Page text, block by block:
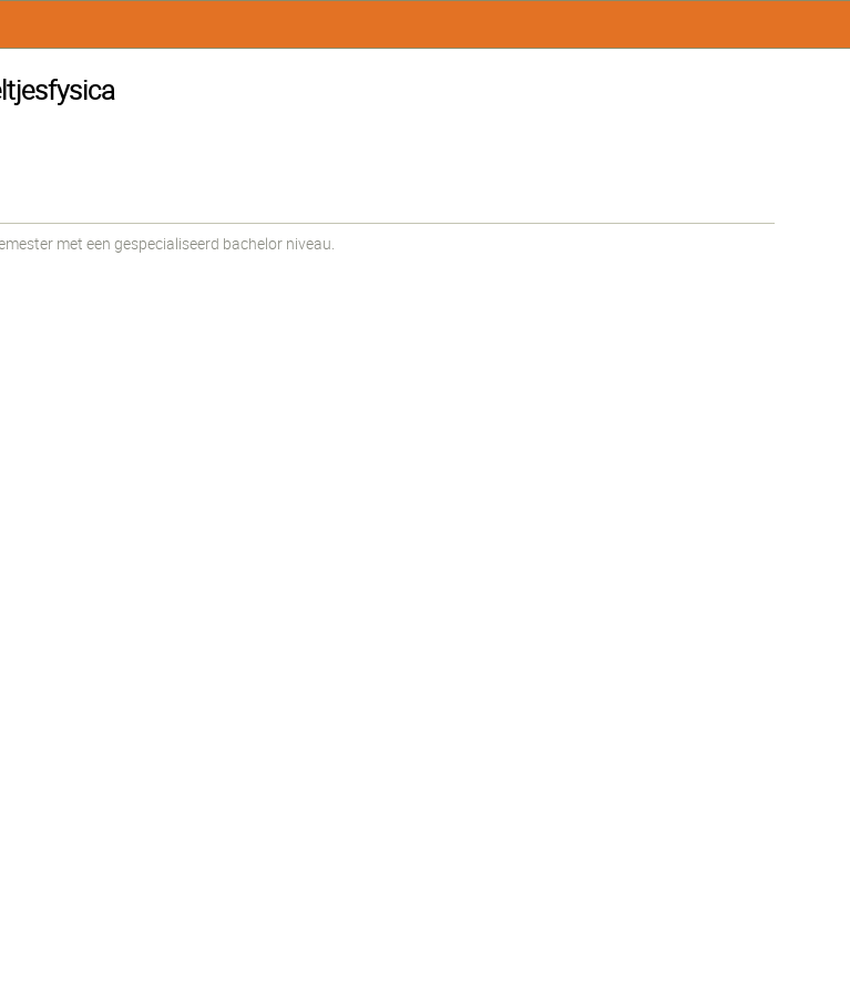
met een gespecialiseerd bachelor niveau.